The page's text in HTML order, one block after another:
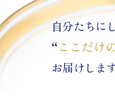
自分たちに
“ここだけ
お届けします